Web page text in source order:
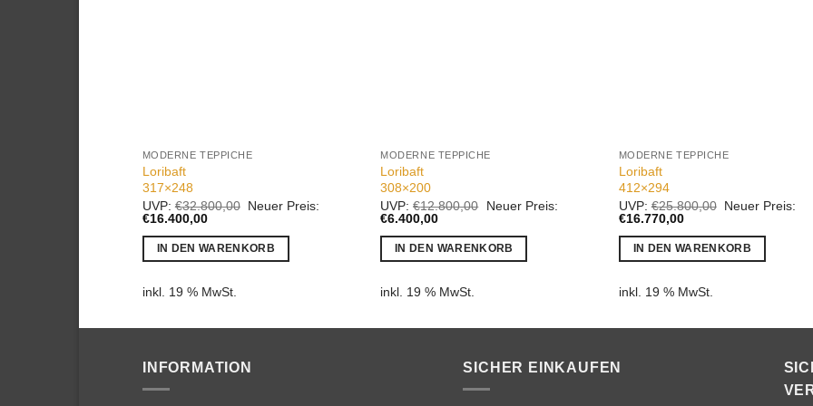
MODERNE TEPPICHE
Loribaft
317×248
UVP: €32.800,00 Ursprünglicher
€32.800,00
Neuer Preis:
€16.400,00Aktueller
ist:
€16.400,00.
IN DEN WARENKORB
inkl. 19 % MwSt.
MODERNE TEPPICHE
Loribaft
308×200
UVP: €12.800,00
Ursprünglicher
€12.800,00
Neuer Preis:
€6.400,00Aktueller
ist:
€6.400,00.
IN DEN WARENKORB
inkl. 19 % MwSt.
MODERNE TEPPICHE
Loribaft
412×294
UVP: €25.800,00 Ursprünglicher
€25.800,00
Neuer Preis:
€16.770,00Aktueller
ist:
€16.770,00.
IN DEN WARENKORB
inkl. 19 % MwSt.
INFORMATION SICHER EINKAUFEN